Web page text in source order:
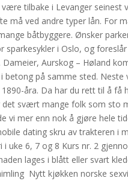
tilbake i Levanger seinest
må ved andre typer lån. For
båtbyggere. Ønsker
sparkesykler i Oslo, og
Dameier, Aurskog – Høland
betong på samme sted.
åra. Da har du rett til å få
svært mange folk som sto
vi mer enn nok å gjøre hele
dating skru av trakteren i
i uke 6, 7 og 8 Kurs nr. 2
lages i blått eller svart
Nytt kjøkken norske